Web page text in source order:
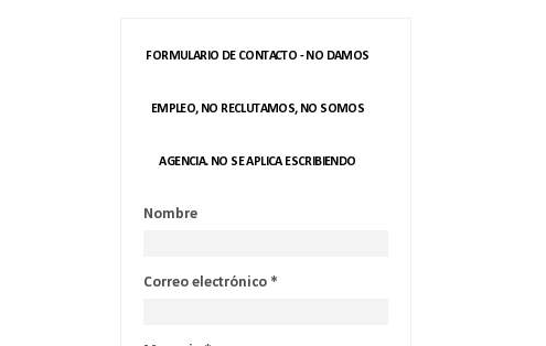
FORMULARIO DE CONTACTO - NO DAMOS
EMPLEO, NO RECLUTAMOS, NO SOMOS
AGENCIA. NO SE APLICA ESCRIBIENDO
Nombre
Correo electrónico *